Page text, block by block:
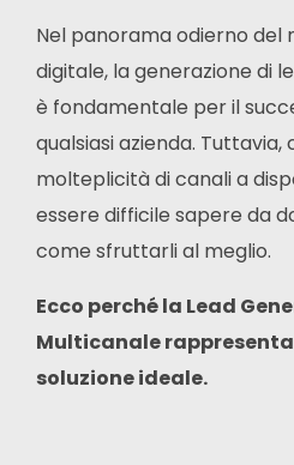
Nel panorama odierno del
digitale, la generazione di
è fondamentale per il
qualsiasi azienda. Tuttavia,
molteplicità di canali a
essere difficile sapere da
come sfruttarli al meglio.
Ecco perché la Lead
Multicanale
soluzione ideale.